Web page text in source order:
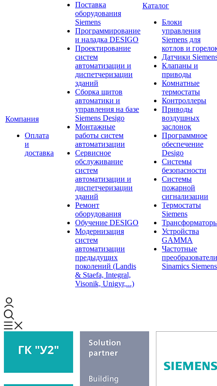
Компания
Оплата
и
доставка
Поставка
оборудования
Siemens
Программирование
и наладка DESIGO
Проектирование
систем
автоматизации и
диспетчеризации
зданий
Сборка щитов
автоматики и
управления на базе
Siemens Desigo
Монтажные
работы систем
автоматизации
Сервисное
обслуживание
систем
автоматизации и
диспетчеризации
зданий
Ремонт
оборудования
Обучение DESIGO
Модернизация
систем
автоматизации
предыдущих
поколений (Landis
& Staefa, Integral,
Visonik, Unigyr,...)
Каталог
Блоки
управления
Siemens для
котлов и
Датчики
Клапаны и
приводы
Комнатные
термостаты
Контроллеры
Приводы
воздушных
заслонок
Программное
обеспечение
Desigo
Системы
безопасности
Системы
пожарной
сигнализации
Термостаты
Siemens
Устройства
GAMMA
Частотные
преобразователи
Sinamics Siemens